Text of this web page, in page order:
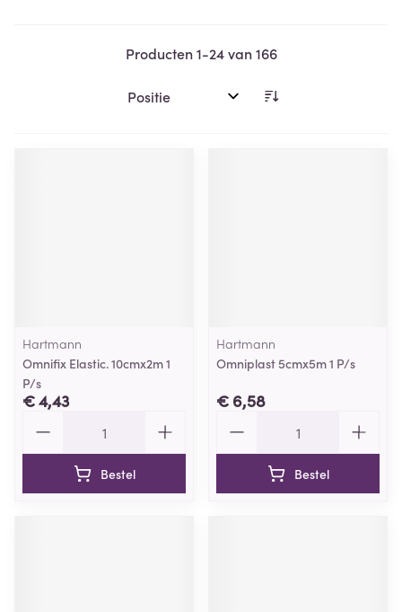
Producten1-24van166
Sorteer op:
Hartmann
Omnifix Elastic. 10cmx2m 1
P/s
€ 4,43
Bestel
Hartmann
Omniplast 5cmx5m 1 P/s
€ 6,58
Bestel